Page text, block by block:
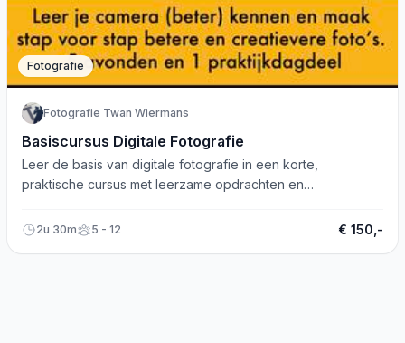
Fotografie
Fotografie Twan Wiermans
Basiscursus Digitale Fotografie
Leer de basis van digitale fotografie in een korte,
praktische cursus met leerzame opdrachten en
2u 30m 5 - 12 € 150,-